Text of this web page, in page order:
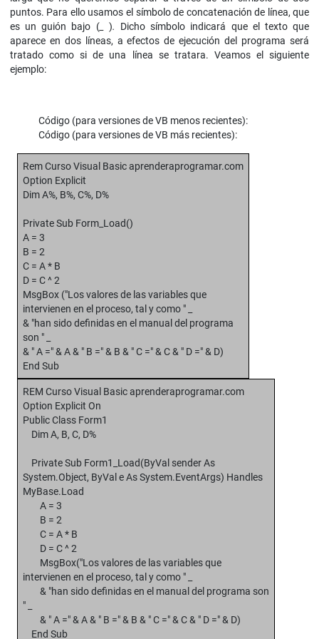
puntos. Para ello usamos el símbolo de concatenación de línea, que
es un guión bajo (_ ).
Dicho símbolo indicará que el texto que
aparece en dos líneas, a efectos de ejecución del programa será
tratado como si de una línea se tratara. Veamos el siguiente
ejemplo:
Código (para versiones de VB menos recientes):
Código (para versiones de VB más recientes):
Rem Curso Visual Basic aprenderaprogramar.com
Option Explicit
Dim A%, B%, C%, D%
Private Sub Form_Load()
A = 3
B = 2
C = A * B
D = C ^ 2
MsgBox ("Los valores de las variables que
intervienen en el proceso, tal y como " _
& "han sido definidas en el manual del programa
son " _
& " A =" & A & " B =" & B & " C =" & C & " D =" & D)
End Sub
REM Curso Visual Basic aprenderaprogramar.com
Option Explicit On
Public Class Form1
Dim A, B, C, D%
Private Sub Form1_Load(ByVal sender As
System.Object, ByVal e As System.EventArgs) Handles
MyBase.Load
A = 3
B = 2
C = A * B
D = C ^ 2
MsgBox("Los valores de las variables que
intervienen en el proceso, tal y como " _
& "han sido definidas en el manual del programa son
" _
& " A =" & A & " B =" & B & " C =" & C & " D =" & D)
End Sub